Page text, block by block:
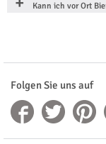
Kann ich vor Ort
Folgen Sie uns auf